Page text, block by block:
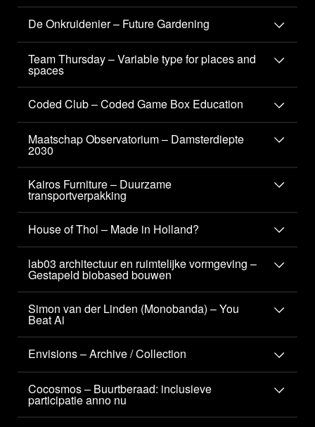
De Onkruidenier – Future Gardening
Team Thursday – Variable type for places and
spaces
Coded Club – Coded Game Box Education
Maatschap Observatorium – Damsterdiepte
2030
Kairos Furniture – Duurzame
transportverpakking
House of Thol – Made in Holland?
lab03 architectuur en ruimtelijke vormgeving –
Gestapeld biobased bouwen
Simon van der Linden (Monobanda) – You
Beat Ai
Envisions – Archive / Collection
Cocosmos – Buurtberaad: inclusieve
participatie anno nu